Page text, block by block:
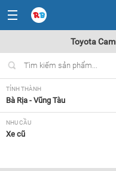
Toyota
TỈNH THÀNH
Bà Rịa - Vũng Tàu
NHU CẦU
Xe cũ
Camry